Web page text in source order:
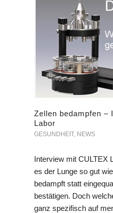
Zellen bedampfen –
Labor
GESUNDHEIT, NEWS
Interview mit CULTEX
es der Lunge so gut
bedampft statt
bestätigen. Doch
ganz spezifisch auf